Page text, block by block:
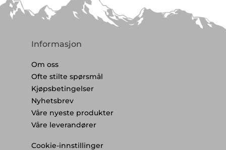
Informasjon
Om oss
Ofte stilte spørsmål
Kjøpsbetingelser
Nyhetsbrev
Våre nyeste produkter
Våre leverandører
Cookie-innstillinger